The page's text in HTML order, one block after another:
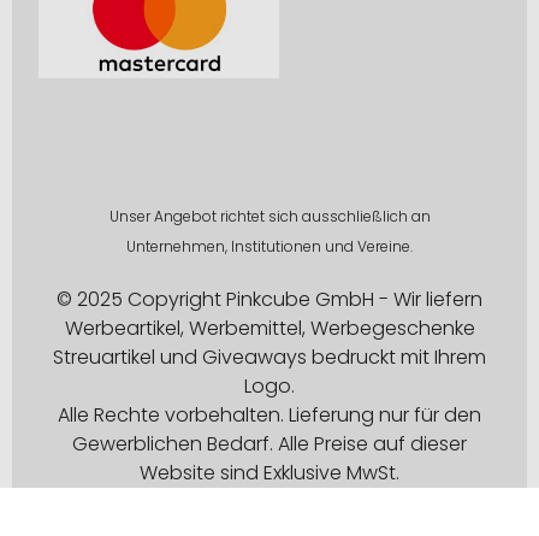
Unser Angebot richtet sich ausschließlich an
Unternehmen, Institutionen und Vereine.
© 2025 Copyright Pinkcube GmbH - Wir liefern
Werbeartikel, Werbemittel, Werbegeschenke
Streuartikel und Giveaways bedruckt mit Ihrem
Logo.
Alle Rechte vorbehalten. Lieferung nur für den
Gewerblichen Bedarf. Alle Preise auf dieser
Website sind Exklusive MwSt.